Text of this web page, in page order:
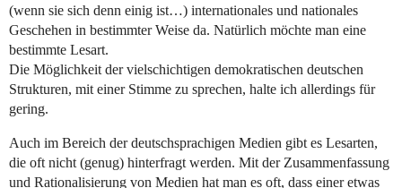
(wenn sie sich denn einig ist…) internationales und nationales
Geschehen in bestimmter Weise da. Natürlich möchte man eine
bestimmte Lesart.
Die Möglichkeit der vielschichtigen demokratischen deutschen
Strukturen, mit einer Stimme zu sprechen, halte ich allerdings für
gering.
Auch im Bereich der deutschsprachigen Medien gibt es Lesarten,
die oft nicht (genug) hinterfragt werden. Mit der Zusammenfassung
und Rationalisierung von Medien hat man es oft, dass einer etwas